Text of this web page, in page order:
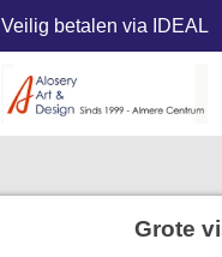
Veilig betalen via IDEAL
Grote